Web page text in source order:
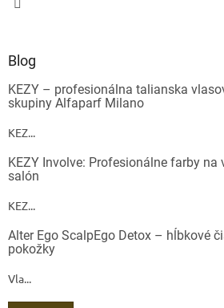
Blog
KEZY – profesionálna talianska
skupiny Alfaparf Milano
KEZ...
KEZY Involve: Profesionálne farby na
salón
KEZ...
Alter Ego ScalpEgo Detox – hĺbkové
pokožky
Vla...